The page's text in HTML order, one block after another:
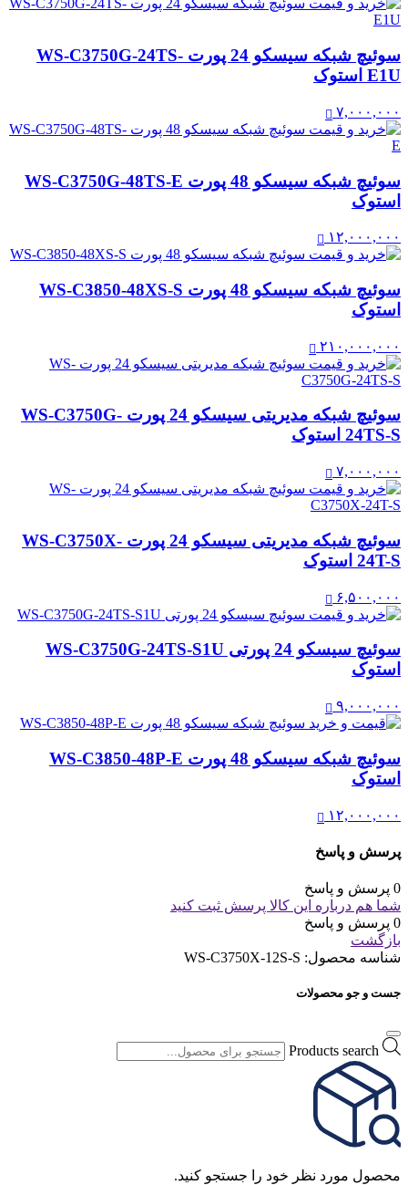
سوئیچ شبکه سیسکو 24 پورت WS-C3750G-24TS-
E1U استوک
۷,۰۰۰,۰۰۰
سوئیچ شبکه سیسکو 48 پورت WS-C3750G-48TS-E
استوک
۱۲,۰۰۰,۰۰۰
سوئیچ شبکه سیسکو 48 پورت WS-C3850-48XS-S
استوک
۲۱۰,۰۰۰,۰۰۰
سوئیچ شبکه مدیریتی سیسکو 24 پورت WS-C3750G-
24TS-S استوک
۷,۰۰۰,۰۰۰
سوئیچ شبکه مدیریتی سیسکو 24 پورت WS-C3750X-
24T-S استوک
۶,۵۰۰,۰۰۰
سوئیچ سیسکو 24 پورتی WS-C3750G-24TS-S1U
استوک
۹,۰۰۰,۰۰۰
سوئیچ شبکه سیسکو 48 پورت WS-C3850-48P-E
استوک
۱۲,۰۰۰,۰۰۰
پرسش و پاسخ
0 پرسش و پاسخ
شما هم درباره این کالا پرسش ثبت کنید
0 پرسش و پاسخ
بازگشت
شناسه محصول: WS-C3750X-12S-S
جست و جو محصولات
Products search
محصول مورد نظر خود را جستجو کنید.